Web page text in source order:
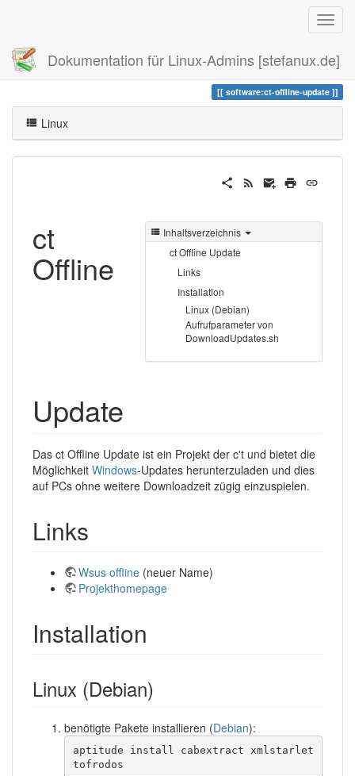
Dokumentation für Linux-Admins [stefanux.de]
Zuletzt angesehen ct-offline-update
software:ct-offline-update
Linux
Inhaltsverzeichnis
ct Offline Update
Links
Installation
Linux (Debian)
Aufrufparameter von
DownloadUpdates.sh
ct
Offline
Update
Das ct Offline Update ist ein Projekt der c't und bietet die
Möglichkeit Windows-Updates herunterzuladen und dies
auf PCs ohne weitere Downloadzeit zügig einzuspielen.
Links
Wsus offline (neuer Name)
Projekthomepage
Installation
Linux (Debian)
benötigte Pakete installieren (Debian):
aptitude install cabextract xmlstarlet
tofrodos